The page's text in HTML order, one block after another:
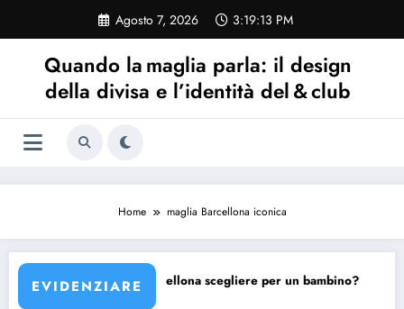
contenuto
Agosto 7, 2026 3:19:13 PM
Quando la maglia parla: il design
della divisa e l’identità del & club
Home maglia Barcellona iconica
EVIDENZIARE
Quale maglia Barcellona scegliere per un bambino?